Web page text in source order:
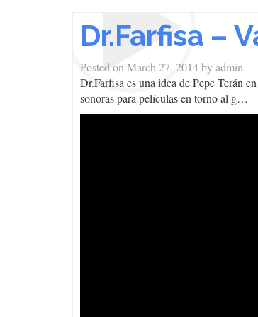
Dr.Farfisa –
Posted on March 27, 2014byadmin
Dr.Farfisa es una idea de Pepe Terán
sonoras para películas en torno al g…